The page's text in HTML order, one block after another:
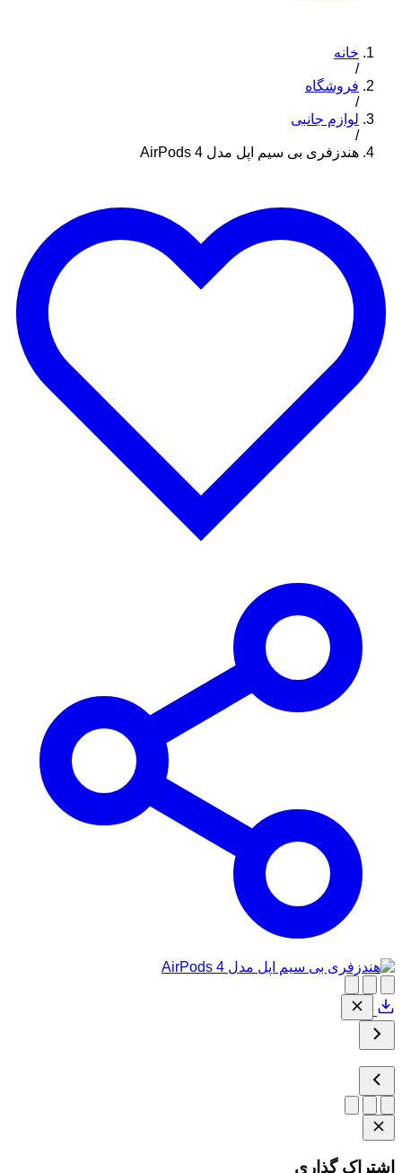
خانه
/
فروشگاه
/
لوازم جانبی
/
هندزفری بی سیم اپل مدل AirPods 4
اشتراک گذاری